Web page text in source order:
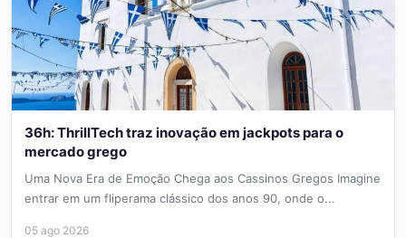
36h: ThrillTech traz inovação em jackpots para o
mercado grego
Uma Nova Era de Emoção Chega aos Cassinos Gregos Imagine
entrar em um fliperama clássico dos anos 90, onde o...
05 ago 2026